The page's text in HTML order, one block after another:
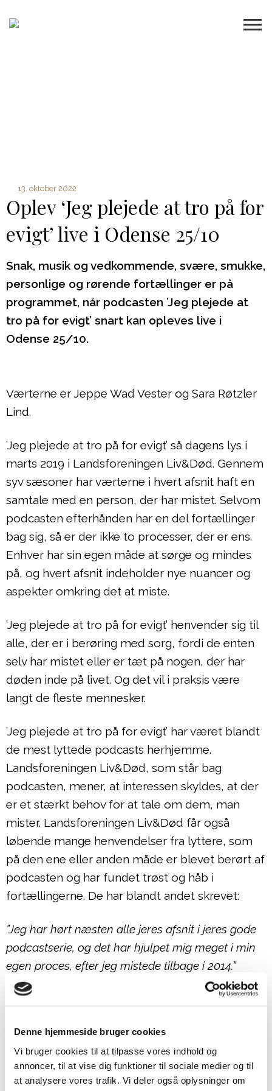
Denne hjemmeside bruger cookies
Vi bruger cookies til at tilpasse vores indhold og
annoncer, til at vise dig funktioner til sociale medier og til
at analysere vores trafik. Vi deler også oplysninger om
13. oktober 2022
Oplev ‘Jeg plejede at tro på for
evigt’ live i Odense 25/10
Snak, musik og vedkommende, svære, smukke,
personlige og rørende fortællinger er på
programmet, når podcasten ’Jeg plejede at
tro på for evigt’ snart kan opleves live i
Odense 25/10.
Værterne er Jeppe Wad Vester og Sara Røtzler
Lind.
’Jeg plejede at tro på for evigt’ så dagens lys i
marts 2019 i Landsforeningen Liv&Død. Gennem
syv sæsoner har værterne i hvert afsnit haft en
samtale med en person, der har mistet. Selvom
podcasten efterhånden har en del fortællinger
bag sig, så er der ikke to processer, der er ens.
Enhver har sin egen måde at sørge og mindes
på, og hvert afsnit indeholder nye nuancer og
aspekter omkring det at miste.
’Jeg plejede at tro på for evigt’ henvender sig til
alle, der er i berøring med sorg, fordi de enten
selv har mistet eller er tæt på nogen, der har
døden inde på livet. Og det vil i praksis være
langt de fleste mennesker.
’Jeg plejede at tro på for evigt’ har været blandt
de mest lyttede podcasts herhjemme.
Landsforeningen Liv&Død, som står bag
podcasten, mener, at interessen skyldes, at der
er et stærkt behov for at tale om dem, man
mister. Landsforeningen Liv&Død får også
løbende mange henvendelser fra lyttere, som
på den ene eller anden måde er blevet berørt af
podcasten og har fundet trøst og håb i
fortællingerne. De har blandt andet skrevet:
”Jeg har hørt næsten alle jeres afsnit i jeres gode
podcastserie, og det har hjulpet mig meget i min
egen proces, efter jeg mistede tilbage i 2014.”
Efterladt, der har mistet en forælder i en
”Jeg er blevet trolig lytter af jeres sindssygt
medrivende og hjertelige podcast. Den giver så
meget mening og går lige i hjertekulen.”